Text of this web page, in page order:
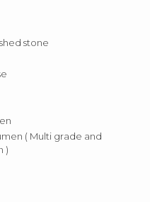
stone
( Multi grade and
)